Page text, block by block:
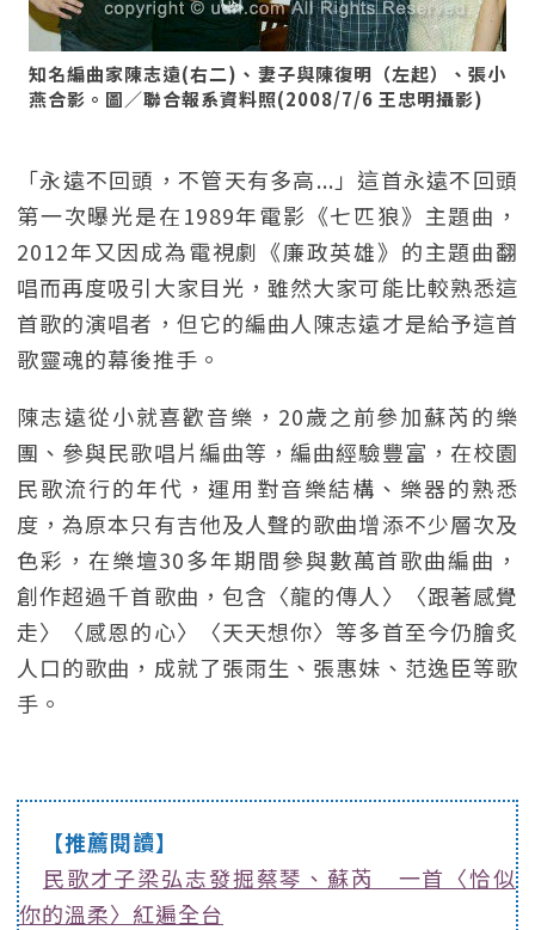
知名編曲家陳志遠(右二)、妻子與陳復明（左起）、張小
燕合影。圖／聯合報系資料照(2008/7/6 王忠明攝影)
「永遠不回頭，不管天有多高...」這首永遠不回頭
第一次曝光是在1989年電影《七匹狼》主題曲，
2012年又因成為電視劇《廉政英雄》的主題曲翻
唱而再度吸引大家目光，雖然大家可能比較熟悉這
首歌的演唱者，但它的編曲人陳志遠才是給予這首
歌靈魂的幕後推手。
陳志遠從小就喜歡音樂，20歲之前參加蘇芮的樂
團、參與民歌唱片編曲等，編曲經驗豐富，在校園
民歌流行的年代，運用對音樂結構、樂器的熟悉
度，為原本只有吉他及人聲的歌曲增添不少層次及
色彩，在樂壇30多年期間參與數萬首歌曲編曲，
創作超過千首歌曲，包含〈龍的傳人〉〈跟著感覺
走〉〈感恩的心〉〈天天想你〉等多首至今仍膾炙
人口的歌曲，成就了張雨生、張惠妹、范逸臣等歌
手。
【推薦閱讀】
民歌才子梁弘志發掘蔡琴、蘇芮 一首〈恰似
你的溫柔〉紅遍全台